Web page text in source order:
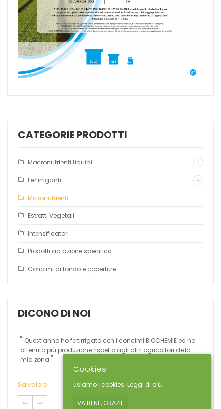
CATEGORIE PRODOTTI
Macronutrienti Liquidi
Fertirriganti
Micronutrienti
Estratti Vegetali
Intensificatori
Prodotti ad azione specifica
Concimi di fondo e coperture
DICONO DI NOI
Quest’anno ho fertirrigato con i concimi BIOCHEMIE ed ho
ottenuto più produzione rispetto agli altri agricoltori della
mia zona
Salvatore
Cookies
Usiamo i cookies: Leggi di più.
VA BENE, GRAZIE